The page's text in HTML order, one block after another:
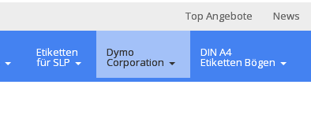
Top Angebote News
Etiketten
für SLP
Dymo
Corporation
DIN A4
Etiketten Bögen